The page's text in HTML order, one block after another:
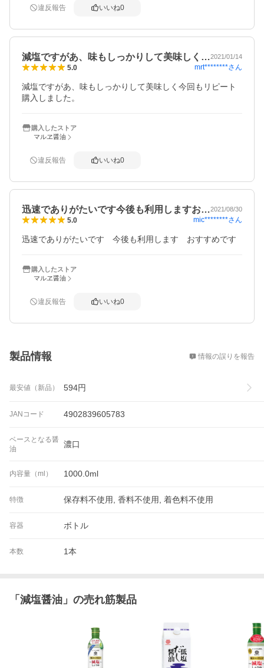
違反報告 いいね0
減塩ですがあ、味もしっかりして美味しく…2021/01/14
5.0 mrt********さん
減塩ですがあ、味もしっかりして美味しく今回もリピート
購入しました。
購入したストア
マルヱ醤油
違反報告 いいね0
迅速でありがたいです今後も利用しますお…2021/08/30
5.0 mic********さん
迅速でありがたいです　今後も利用します　おすすめです
購入したストア
マルヱ醤油
違反報告 いいね0
製品情報 情報の誤りを報告
最安値（新品） 594円
JANコード 4902839605783
ベースとなる醤
油
濃口
内容量（ml） 1000.0ml
特徴 保存料不使用, 香料不使用, 着色料不使用
容器 ボトル
本数 1本
「 減塩醤油 」の売れ筋製品